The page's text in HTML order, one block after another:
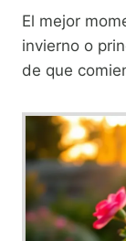
El mejor
invierno o
de que